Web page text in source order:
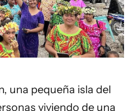
una pequeña isla del
viviendo de una